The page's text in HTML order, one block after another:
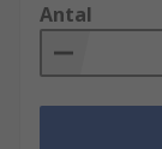
Antal